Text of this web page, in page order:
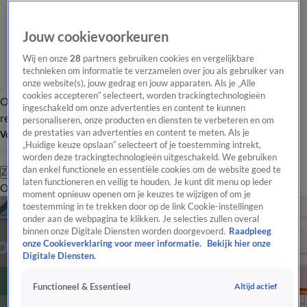
Overzicht Laatste nieuws Regionieuws Het beste van Hart
Tip de
redactie
Volg Hart van Nederland
Zoeken
OverzichtRegioUitzendingenWeerTip de redactiePanelVideo's
Jouw cookievoorkeuren
Wij en onze28 partners gebruiken cookies en vergelijkbare
technieken om informatie te verzamelen over jou als gebruiker van
onze website(s), jouw gedrag en jouw apparaten. Als je „Alle
cookies accepteren” selecteert, worden trackingtechnologieën
ingeschakeld om onze advertenties en content te kunnen
personaliseren, onze producten en diensten te verbeteren en om
de prestaties van advertenties en content te meten. Als je
„Huidige keuze opslaan” selecteert of je toestemming intrekt,
worden deze trackingtechnologieën uitgeschakeld. We gebruiken
dan enkel functionele en essentiële cookies om de website goed te
laten functioneren en veilig te houden. Je kunt dit menu op ieder
moment opnieuw openen om je keuzes te wijzigen of om je
toestemming in te trekken door op de link Cookie-instellingen
onder aan de webpagina te klikken. Je selecties zullen overal
binnen onze Digitale Diensten worden doorgevoerd. Raadpleeg
onze Cookieverklaring voor meer informatie.
Bekijk hier onze
Digitale Diensten.
Functioneel & Essentieel Altijd actief